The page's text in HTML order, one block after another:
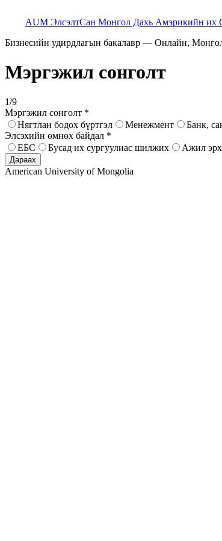
AUM ЭлсэлтСан Монгол Дахь Амэрикийн их
Бизнесийн удирдлагын бакалавр — Онлайн,
Мэргэжил сонголт
1/9
Мэргэжил сонголт *
Нягтлан бодох бүртгэл
Менежмент Банк,
Элсэхийн өмнөх байдал *
ЕБС
Бусад их сургуулиас шилжих Ажил
Дараах
American University of Mongolia